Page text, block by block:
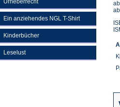
Urheberrecht
Ein anziehendes NGL T-Shirt
Kinderbücher
Leselust